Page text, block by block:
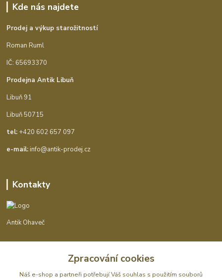
Kde nás najdete
Prodej a výkup starožitností
Roman Ruml
IČ: 65693370
Prodejna Antik Libuň
Libuň 91
Libuň 50715
tel: +420 602 657 097
e-mail:info@antik-prodej.cz
Kontakty
Antik Ohaveč
info@antik-prodej.cz
Zpracování cookies
Náš e-shop a partneři potřebují Váš souhlas s použitím souborů